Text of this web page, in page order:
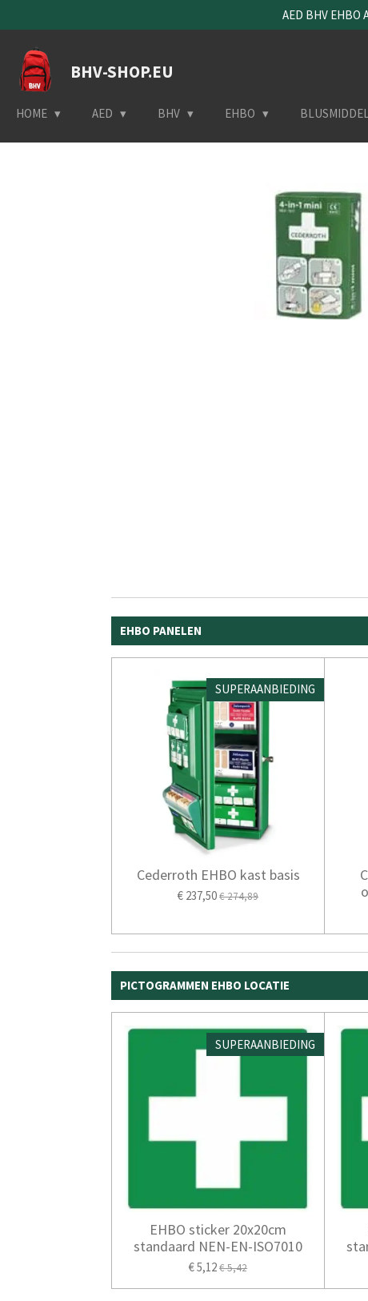
direct
naar
hoofdinhoud
AED BHV EHBO
BHV-SHOP.EU
HOME AED BHV EHBO
EHBO PANELEN
SUPERAANBIEDING
Cederroth EHBO kast basis
€ 237,50€ 274,89
PICTOGRAMMEN EHBO LOCATIE
SUPERAANBIEDING
EHBO sticker 20x20cm
standaard NEN-EN-ISO7010
€ 5,12€ 5,42